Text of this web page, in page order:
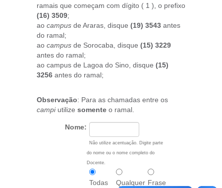
ramais que começam com dígito ( 1 ), o prefixo
(16) 3509;
ao campus de Araras, disque (19) 3543 antes
do ramal;
ao campus de Sorocaba, disque (15) 3229
antes do ramal;
ao campus de Lagoa do Sino, disque (15)
3256 antes do ramal;
Observação: Para as chamadas entre os
campiutilize somente o ramal.
Nome:
Não utilize acentuação. Digite parte
do nome ou o nome completo do
Docente.
Todas
Qualquer Frase